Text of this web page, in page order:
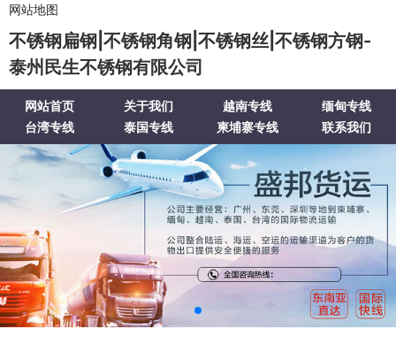
网站地图
不锈钢扁钢|不锈钢角钢|不锈钢丝|不锈钢方钢-
泰州民生不锈钢有限公司
网站首页 关于我们 越南专线
缅甸专线
台湾专线
泰国专线 柬埔寨专线 联系我们